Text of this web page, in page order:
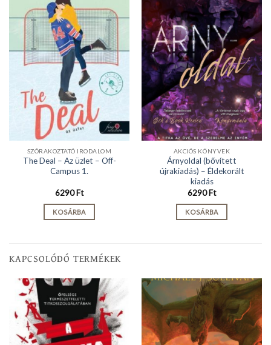
SZÓRAKOZTATÓ IRODALOM
The Deal – Az üzlet – Off-
Campus 1.
6290Ft
KOSÁRBA
AKCIÓS KÖNYVEK
Árnyoldal (bővített
újrakiadás) – Éldekorált
kiadás
6290Ft
KOSÁRBA
KAPCSOLÓDÓ TERMÉKEK